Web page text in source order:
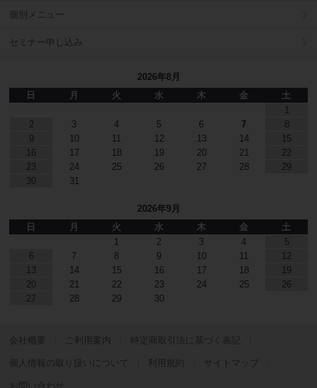
個別メニュー
セミナー申し込み
2026年8月
日
月 火 水 木 金
土
1
2
3 4 5 6 7
8
9
10 11 12 13 14
15
16
17 18 19 20 21
22
23
24 25 26 27 28
29
30
31
2026年9月
日
月 火 水 木 金
土
1
2 3 4
5
6
7 8 9 10 11
12
13
14 15 16 17 18
19
20
21 22 23 24 25
26
27
28 29 30
会社概要 ご利用案内 特定商取引法に基づく表記
個人情報の取り扱いについて 利用規約 サイトマップ
お問い合わせ